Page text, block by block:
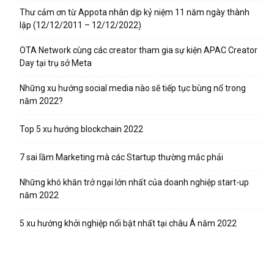
Thư cảm ơn từ Appota nhân dịp kỷ niệm 11 năm ngày thành
lập (12/12/2011 – 12/12/2022)
OTA Network cùng các creator tham gia sự kiện APAC Creator
Day tại trụ sở Meta
Những xu hướng social media nào sẽ tiếp tục bùng nổ trong
năm 2022?
Top 5 xu hướng blockchain 2022
7 sai lầm Marketing mà các Startup thường mắc phải
Những khó khăn trở ngại lớn nhất của doanh nghiệp start-up
năm 2022
5 xu hướng khởi nghiệp nổi bật nhất tại châu Á năm 2022